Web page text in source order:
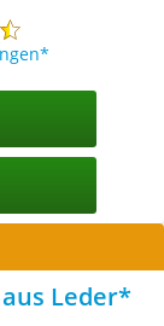
Leder